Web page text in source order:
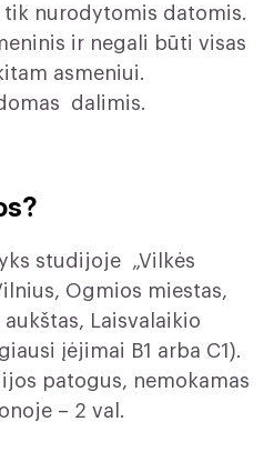
nurodytomis datomis.
ir negali būti visas
asmeniui.
dalimis.
studijoje „Vilkės
Ogmios miestas,
Laisvalaikio
įėjimai B1 arba C1).
patogus, nemokamas
– 2 val.